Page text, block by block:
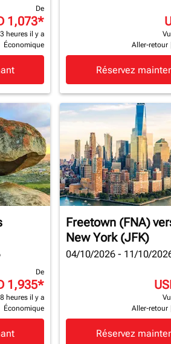
De
1,073*
heures il y a
Économique
Aller-retour
Réservez
De
1,935*
heures il y a
Économique
Freetown (FNA)
New York (JFK)
04/10/2026 - 11/10/
Aller-retour
Réservez